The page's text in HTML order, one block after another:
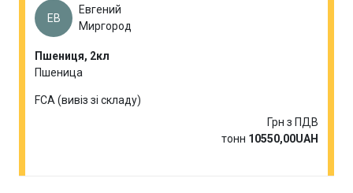
ЕВ
Евгений
Миргород
Пшениця, 2кл
Пшеница
FCA (вивіз зі складу)
Грн з ПДВ
тонн 10550,00UAH